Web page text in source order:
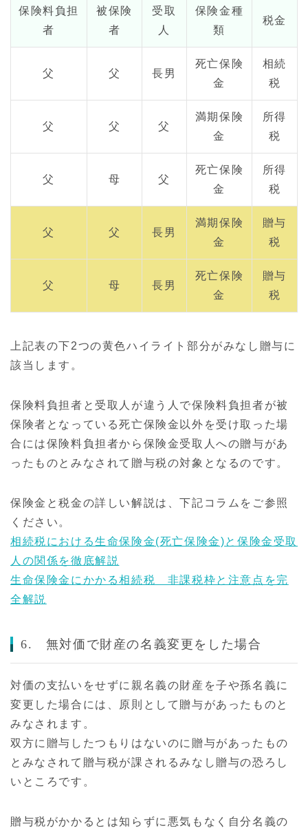
保険料負担
者
被保険
者
受取
人
保険金種
類
税金
父 父 長男
死亡保険
金
相続
税
父 父 父
満期保険
金
所得
税
父 母 父
死亡保険
金
所得
税
父 父 長男
満期保険
金
贈与
税
父 母 長男
死亡保険
金
贈与
税
上記表の下2つの黄色ハイライト部分がみなし贈与に
該当します。
保険料負担者と受取人が違う人で保険料負担者が被
保険者となっている死亡保険金以外を受け取った場
合には保険料負担者から保険金受取人への贈与があ
ったものとみなされて贈与税の対象となるのです。
保険金と税金の詳しい解説は、下記コラムをご参照
ください。
相続税における生命保険金(死亡保険金)と保険金受取
人の関係を徹底解説
生命保険金にかかる相続税 非課税枠と注意点を完
全解説
6. 無対価で財産の名義変更をした場合
対価の支払いをせずに親名義の財産を子や孫名義に
変更した場合には、原則として贈与があったものと
みなされます。
双方に贈与したつもりはないのに贈与があったもの
とみなされて贈与税が課されるみなし贈与の恐ろし
いところです。
贈与税がかかるとは知らずに悪気もなく自分名義の